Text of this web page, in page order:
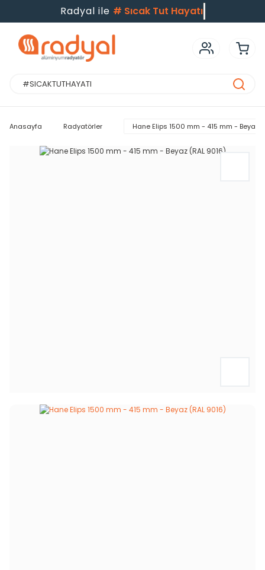
Radyal ile # Sıcak Tut Hayatı
Anasayfa Radyatörler Hane Elips 1500 mm - 415 mm - Beyaz